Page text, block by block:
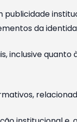
da
inclusive quanto